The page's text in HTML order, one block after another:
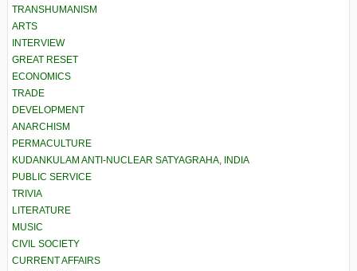
TRANSHUMANISM
ARTS
INTERVIEW
GREAT RESET
ECONOMICS
TRADE
DEVELOPMENT
ANARCHISM
PERMACULTURE
KUDANKULAM ANTI-NUCLEAR SATYAGRAHA, INDIA
PUBLIC SERVICE
TRIVIA
LITERATURE
MUSIC
CIVIL SOCIETY
CURRENT AFFAIRS